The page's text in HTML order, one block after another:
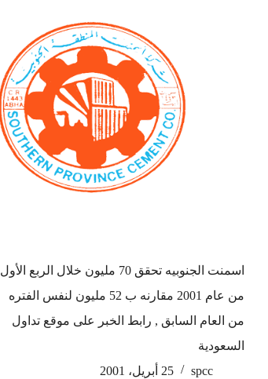
اسمنت الجنوبيه تحقق 70 مليون خلال الربع الأول
من عام 2001 مقارنه ب 52 مليون لنفس الفتره
من العام السابق , رابط الخبر على موقع تداول
السعودية
spcc
25 أبريل، 2001